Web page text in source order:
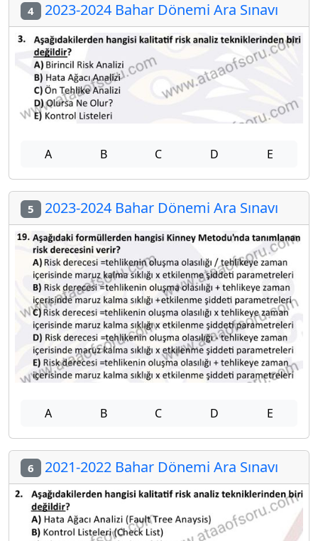
4 2023-2024 Bahar Dönemi Ara Sınavı
A B C D E
5 2023-2024 Bahar Dönemi Ara Sınavı
A B C D E
6 2021-2022 Bahar Dönemi Ara Sınavı